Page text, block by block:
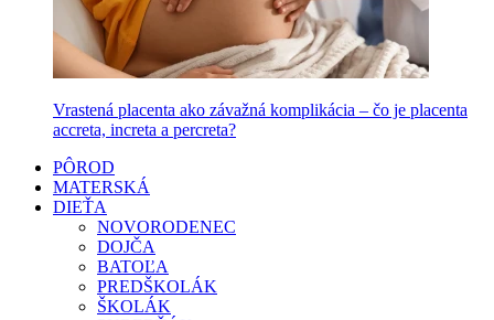
Vrastená placenta ako závažná komplikácia – čo je placenta
accreta, increta a percreta?
PÔROD
MATERSKÁ
DIEŤA
NOVORODENEC
DOJČA
BATOĽA
PREDŠKOLÁK
ŠKOLÁK